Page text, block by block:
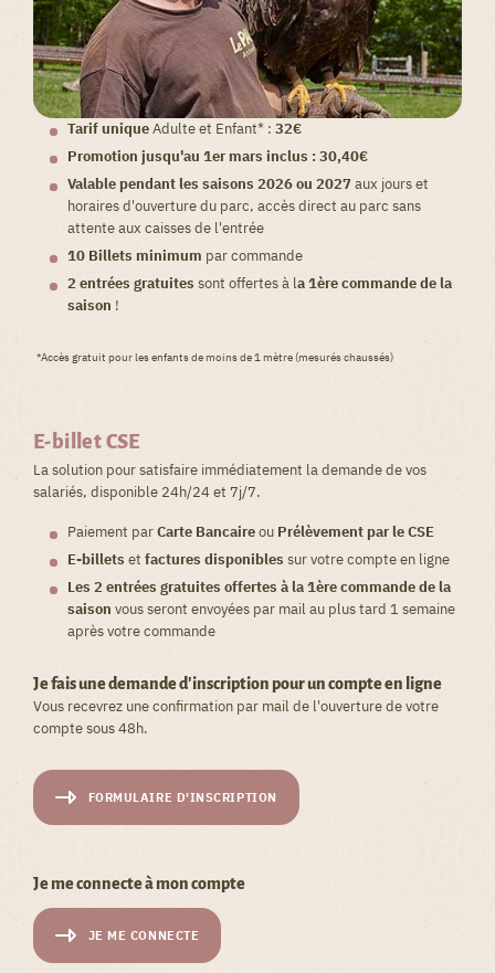
Tarif uniqueAdulte et Enfant* : 32€
Promotion jusqu'au 1er mars inclus : 30,40€
Valable pendant les saisons 2026 ou 2027aux jours et
horaires d'ouverture du parc, accès direct au parc sans
attente aux caisses de l'entrée
10 Billets minimum par commande
2 entrées gratuites sont offertes à la 1ère commande de la
saison !
*Accès gratuit pour les enfants de moins de 1 mètre (mesurés chaussés)
E-billet CSE
La solution pour satisfaire immédiatement la demande de vos
salariés, disponible 24h/24 et 7j/7.
Paiement parCarte Bancaireou Prélèvement par le CSE
E-billets et factures disponibles sur votre compte en ligne
Les 2 entrées gratuites offertes à la 1ère commande de la
saison vous seront envoyées par mail au plus tard 1 semaine
après votre commande
Je fais une demande d'inscription pour un compte en ligne
Vous recevrez une confirmation par mail de l'ouverture de votre
compte sous 48h.
FORMULAIRE D'INSCRIPTION
Je me connecte à mon compte
JE ME CONNECTE